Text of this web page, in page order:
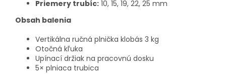
Priemery trubíc: 10, 15, 19, 22, 25 mm
Obsah balenia
Vertikálna ručná plnička klobás 3 kg
Otočná kľuka
Upínací držiak na pracovnú dosku
5× plniaca trubica